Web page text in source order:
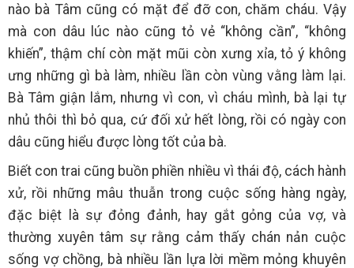
nào bà Tâm cũng có mặt để đỡ con, chăm cháu. Vậy
mà con dâu lúc nào cũng tỏ vẻ “không cần”, “không
khiến”, thậm chí còn mặt mũi còn xưng xỉa, tỏ ý không
ưng những gì bà làm, nhiều lần còn vùng vằng làm lại.
Bà Tâm giận lắm, nhưng vì con, vì cháu mình, bà lại tự
nhủ thôi thì bỏ qua, cứ đối xử hết lòng, rồi có ngày con
dâu cũng hiểu được lòng tốt của bà.
Biết con trai cũng buồn phiền nhiều vì thái độ, cách hành
xử, rồi những mâu thuẫn trong cuộc sống hàng ngày,
đặc biệt là sự đỏng đảnh, hay gắt gỏng của vợ, và
thường xuyên tâm sự rằng cảm thấy chán nản cuộc
sống vợ chồng, bà nhiều lần lựa lời mềm mỏng khuyên